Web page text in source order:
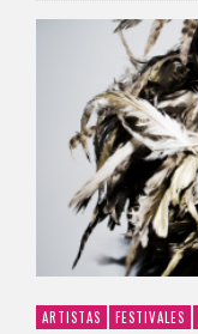
ARTISTAS FESTIVALES